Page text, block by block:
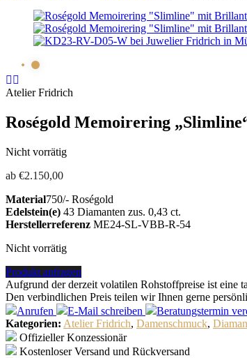
Atelier Fridrich
Roségold Memoirering
Nicht vorrätig
ab €2.150,00
Material750/- Roségold
Edelstein(e) 43 Diamanten zus. 0,43 ct.
Herstellerreferenz ME24-SL-VBB-R-54
Nicht vorrätig
Produkt anfragen
Aufgrund der derzeit volatilen Rohstoffpreise ist eine
Den verbindlichen Preis teilen wir Ihnen gerne
Anrufen
E-Mail schreiben Beratungstermin
Kategorien: Atelier Fridrich, Damenschmuck,
Offizieller Konzessionär
Kostenloser Versand und Rückversand